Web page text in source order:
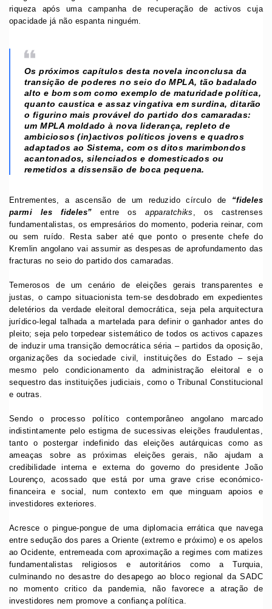
riqueza após uma campanha de recuperação de activos cuja
opacidade já não espanta ninguém.
Os próximos capítulos desta novela inconclusa da
transição de poderes no seio do MPLA, tão badalado
alto e bom som como exemplo de maturidade política,
quanto caustica e assaz vingativa em surdina, ditarão
o figurino mais provável do partido dos camaradas:
um MPLA moldado à nova liderança, repleto de
ambiciosos (in)activos políticos jovens e quadros
adaptados ao Sistema, com os ditos marimbondos
acantonados, silenciados e domesticados ou
remetidos a dissensão de boca pequena.
Entrementes, a ascensão de um reduzido círculo de “fideles
parmi les fideles”
entre osapparatchiks , os castrenses
fundamentalistas, os empresários do momento, poderia reinar, com
ou sem ruído. Resta saber até que ponto o presente chefe do
Kremlin angolano vai assumir as despesas de aprofundamento das
fracturas no seio do partido dos camaradas.
Temerosos de um cenário de eleições gerais transparentes e
justas, o campo situacionista tem-se desdobrado em expedientes
deletérios da verdade eleitoral democrática, seja pela arquitectura
jurídico-legal talhada a martelada para definir o ganhador antes do
pleito; seja pelo torpedear sistemático de todos os activos capazes
de induzir uma transição democrática séria – partidos da oposição,
organizações da sociedade civil, instituições do Estado – seja
mesmo pelo condicionamento da administração eleitoral e o
sequestro das instituições judiciais, como o Tribunal Constitucional
e outras.
Sendo o processo político contemporâneo angolano marcado
indistintamente pelo estigma de sucessivas eleições fraudulentas,
tanto o postergar indefinido das eleições autárquicas como as
ameaças sobre as próximas eleições gerais, não ajudam a
credibilidade interna e externa do governo do presidente João
Lourenço, acossado que está por uma grave crise económico-
financeira e social, num contexto em que minguam apoios e
investidores exteriores.
Acresce o pingue-pongue de uma diplomacia errática que navega
entre sedução dos pares a Oriente (extremo e próximo) e os apelos
ao Ocidente, entremeada com aproximação a regimes com matizes
fundamentalistas religiosos e autoritários como a Turquia,
culminando no desastre do desapego ao bloco regional da SADC
no momento critico da pandemia, não favorece a atração de
investidores nem promove a confiança política.